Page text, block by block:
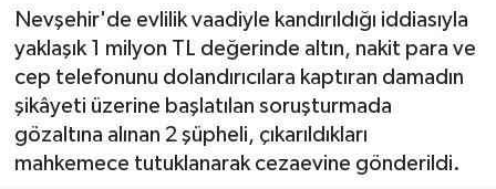
Nevşehir'de evlilik vaadiyle kandırıldığı iddiasıyla
yaklaşık 1 milyon TL değerinde altın, nakit para ve
cep telefonunu dolandırıcılara kaptıran damadın
şikâyeti üzerine başlatılan soruşturmada
gözaltına alınan 2 şüpheli, çıkarıldıkları
mahkemece tutuklanarak cezaevine gönderildi.